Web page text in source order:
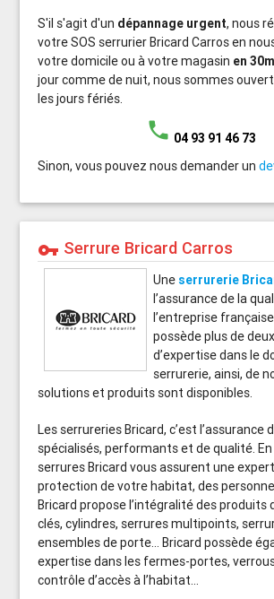
S'il s'agit d'un dépannage urgent, nous
votre SOS serrurier Bricard Carros en
votre domicile ou à votre magasin en
jour comme de nuit, nous sommes
les jours fériés.
phone 04 93 91 46 73
Sinon, vous pouvez nous demander un
vpn_key Serrure Bricard Carros
Uneserrurerie
l’assurance de la
l’entreprise
possède plus de
d’expertise dans le
serrurerie, ainsi, de
solutions et produits sont disponibles.
Les serrureries Bricard, c’est l’assurance
spécialisés, performants et de qualité.
serrures Bricard vous assurent une
protection de votre habitat, des
Bricard propose l’intégralité des produits
clés, cylindres, serrures multipoints,
ensembles de porte… Bricard possède
expertise dans les fermes-portes,
contrôle d’accès à l’habitat…